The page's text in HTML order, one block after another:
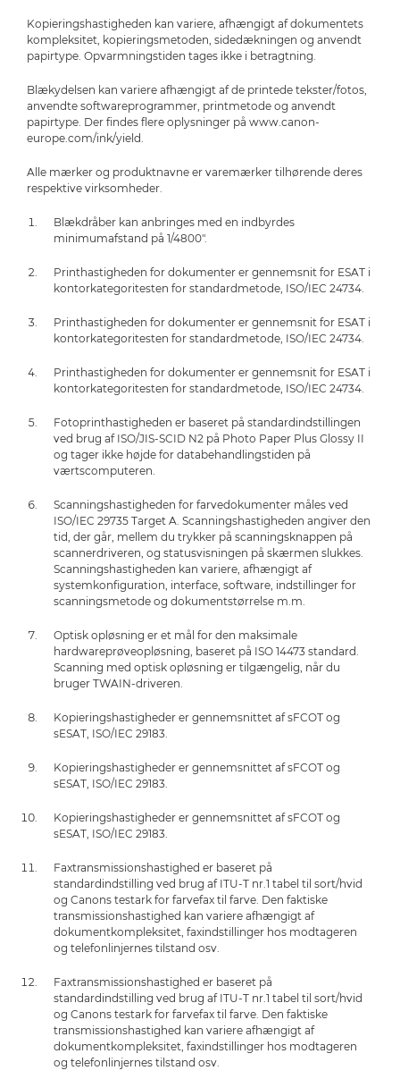
Kopieringshastigheden kan variere, afhængigt af dokumentets
kompleksitet, kopieringsmetoden, sidedækningen og anvendt
papirtype. Opvarmningstiden tages ikke i betragtning.
Blækydelsen kan variere afhængigt af de printede tekster/fotos,
anvendte softwareprogrammer, printmetode og anvendt
papirtype. Der findes flere oplysninger på www.canon-
europe.com/ink/yield.
Alle mærker og produktnavne er varemærker tilhørende deres
respektive virksomheder.
Blækdråber kan anbringes med en indbyrdes
minimumafstand på 1/4800".
Printhastigheden for dokumenter er gennemsnit for ESAT i
kontorkategoritesten for standardmetode, ISO/IEC 24734.
Printhastigheden for dokumenter er gennemsnit for ESAT i
kontorkategoritesten for standardmetode, ISO/IEC 24734.
Printhastigheden for dokumenter er gennemsnit for ESAT i
kontorkategoritesten for standardmetode, ISO/IEC 24734.
Fotoprinthastigheden er baseret på standardindstillingen
ved brug af ISO/JIS-SCID N2 på Photo Paper Plus Glossy II
og tager ikke højde for databehandlingstiden på
værtscomputeren.
Scanningshastigheden for farvedokumenter måles ved
ISO/IEC 29735 Target A. Scanningshastigheden angiver den
tid, der går, mellem du trykker på scanningsknappen på
scannerdriveren, og statusvisningen på skærmen slukkes.
Scanningshastigheden kan variere, afhængigt af
systemkonfiguration, interface, software, indstillinger for
scanningsmetode og dokumentstørrelse m.m.
Optisk opløsning er et mål for den maksimale
hardwareprøveopløsning, baseret på ISO 14473 standard.
Scanning med optisk opløsning er tilgængelig, når du
bruger TWAIN-driveren.
Kopieringshastigheder er gennemsnittet af sFCOT og
sESAT, ISO/IEC 29183.
Kopieringshastigheder er gennemsnittet af sFCOT og
sESAT, ISO/IEC 29183.
Kopieringshastigheder er gennemsnittet af sFCOT og
sESAT, ISO/IEC 29183.
Faxtransmissionshastighed er baseret på
standardindstilling ved brug af ITU-T nr.1 tabel til sort/hvid
og Canons testark for farvefax til farve. Den faktiske
transmissionshastighed kan variere afhængigt af
dokumentkompleksitet, faxindstillinger hos modtageren
og telefonlinjernes tilstand osv.
Faxtransmissionshastighed er baseret på
standardindstilling ved brug af ITU-T nr.1 tabel til sort/hvid
og Canons testark for farvefax til farve. Den faktiske
transmissionshastighed kan variere afhængigt af
dokumentkompleksitet, faxindstillinger hos modtageren
og telefonlinjernes tilstand osv.